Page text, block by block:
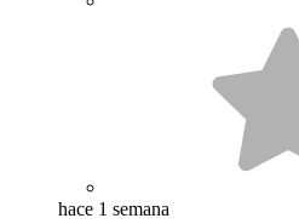
hace 1 semana